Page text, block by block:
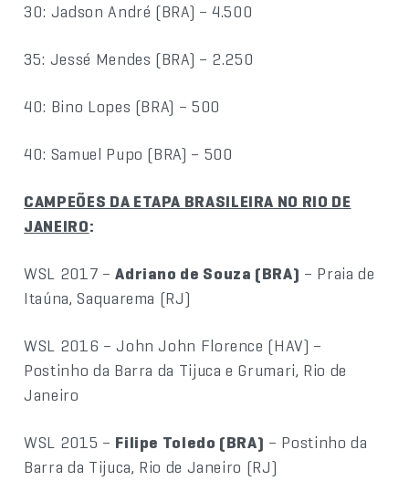
30: Jadson André (BRA) – 4.500
35: Jessé Mendes (BRA) – 2.250
40: Bino Lopes (BRA) – 500
40: Samuel Pupo (BRA) – 500
CAMPEÕES DA ETAPA BRASILEIRA NO RIO DE
JANEIRO:
WSL 2017 –Adriano de Souza (BRA) – Praia de
Itaúna, Saquarema (RJ)
WSL 2016 – John John Florence (HAV) –
Postinho da Barra da Tijuca e Grumari, Rio de
Janeiro
WSL 2015 – Filipe Toledo (BRA) – Postinho da
Barra da Tijuca, Rio de Janeiro (RJ)